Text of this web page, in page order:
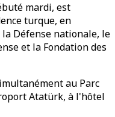
mardi, est
turque, en
Défense nationale, le
et la Fondation des
au Parc
Atatürk, à l'hôtel